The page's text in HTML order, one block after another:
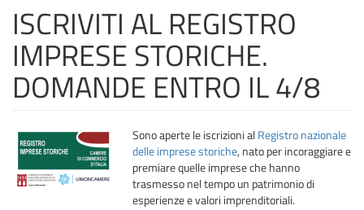
ISCRIVITI AL REGISTRO
IMPRESE STORICHE.
DOMANDE ENTRO IL 4/8
Sono aperte le iscrizioni alRegistro nazionale
delle imprese storiche, nato per incoraggiare e
premiare quelle imprese che hanno
trasmesso nel tempo un patrimonio di
esperienze e valori imprenditoriali.